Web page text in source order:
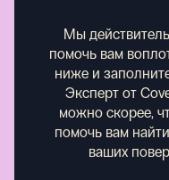
Мы
помочь вам
ниже и
Эксперт от
можно скорее,
помочь вам
ваших